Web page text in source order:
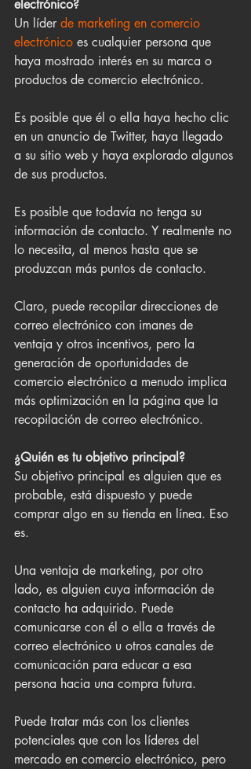
electrónico?
Un líder de marketing en comercio
electrónico es cualquier persona que
haya mostrado interés en su marca o
productos de comercio electrónico.
Es posible que él o ella haya hecho clic
en un anuncio de Twitter, haya llegado
a su sitio web y haya explorado algunos
de sus productos.
Es posible que todavía no tenga su
información de contacto. Y realmente no
lo necesita, al menos hasta que se
produzcan más puntos de contacto.
Claro, puede recopilar direcciones de
correo electrónico con imanes de
ventaja y otros incentivos, pero la
generación de oportunidades de
comercio electrónico a menudo implica
más optimización en la página que la
recopilación de correo electrónico.
¿Quién es tu objetivo principal?
Su objetivo principal es alguien que es
probable, está dispuesto y puede
comprar algo en su tienda en línea. Eso
es.
Una ventaja de marketing, por otro
lado, es alguien cuya información de
contacto ha adquirido. Puede
comunicarse con él o ella a través de
correo electrónico u otros canales de
comunicación para educar a esa
persona hacia una compra futura.
Puede tratar más con los clientes
potenciales que con los líderes del
mercado en comercio electrónico, pero